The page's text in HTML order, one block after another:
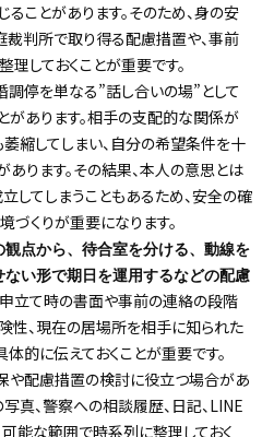
ことがあります。そのため、身の安
裁判所で取り得る配慮措置や、事前
理しておくことが重要です。
調停を単なる”話し合いの場”として
があります。相手の支配的な関係が
縮してしまい、自分の希望条件を十
ります。その結果、本人の意思とは
てしまうこともあるため、安全の確
くりが重要になります。
点から、待合室を分ける、動線を
い形で期日を運用するなどの配慮
申立て時の書面や事前の連絡の段階
性、現在の居場所を相手に知られた
的に伝えておくことが重要です。
や配慮措置の検討に役立つ場合があ
写真、警察への相談履歴、日記、LINE
能な範囲で時系列に整理しておく